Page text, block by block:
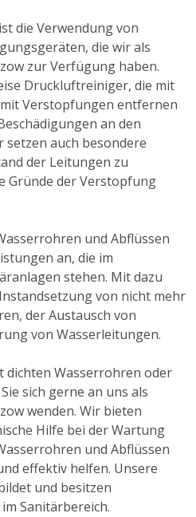
die Verwendung von
die wir als
zur Verfügung haben.
Druckluftreiniger, die mit
Verstopfungen entfernen
an den
auch besondere
der Leitungen zu
Gründe der Verstopfung
und Abflüssen
an, die im
stehen. Mit dazu
von nicht mehr
der Austausch von
von Wasserleitungen.
dichten Wasserrohren oder
sich gerne an uns als
wenden. Wir bieten
Hilfe bei der Wartung
und Abflüssen
effektiv helfen. Unsere
und besitzen
Sanitärbereich.